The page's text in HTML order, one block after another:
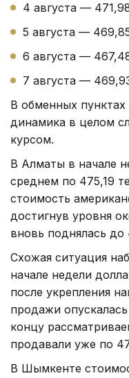
4 августа — 471,98
5 августа — 469,85
6 августа — 467,48
7 августа — 469,93
В обменных
динамика в целом
курсом.
В Алматы в начале
среднем по 475,19
стоимость
достигнув уровня
вновь поднялась до
Схожая ситуация
начале недели
после укрепления
продажи
концу
продавали уже по
В Шымкенте